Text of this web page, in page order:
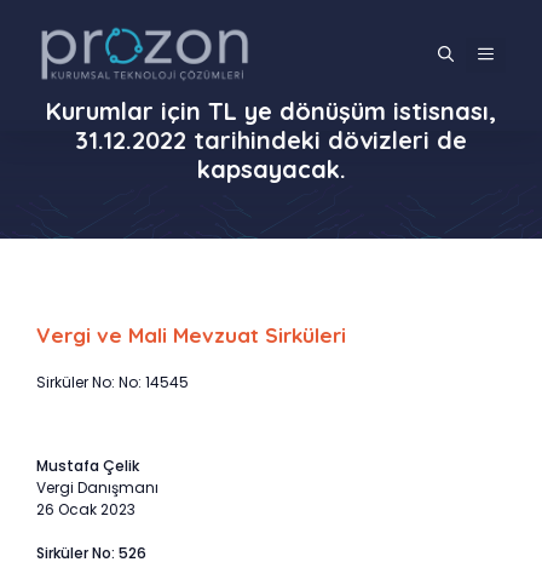
MENÜ
Kurumlar için TL ye dönüşüm istisnası,
31.12.2022 tarihindeki dövizleri de
kapsayacak.
Vergi ve Mali Mevzuat Sirküleri
Sirküler No: No: 14545
Mustafa Çelik
Vergi Danışmanı
26 Ocak 2023
Sirküler No: 526